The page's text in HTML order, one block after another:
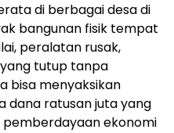
di berbagai desa di
bangunan fisik tempat
peralatan rusak,
tutup tanpa
bisa menyaksikan
dana ratusan juta yang
ekonomi